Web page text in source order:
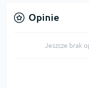
Opinie
Jeszcze brak